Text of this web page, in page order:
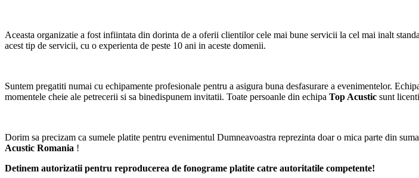
Aceasta organizatie a fost infiintata din dorinta de a oferii clientilor cele mai bune servicii la cel mai inalt
acest tip de servicii, cu o experienta de peste 10 ani in aceste domenii.
Suntem pregatiti numai cu echipamente profesionale pentru a asigura buna desfasurare a evenimentelor.
momentele cheie ale petrecerii si sa binedispunem invitatii. Toate persoanle din echipa Top Acustic sunt
Dorim sa precizam ca sumele platite pentru evenimentul Dumneavoastra reprezinta doar o mica parte din
Acustic Romania !
Detinem autorizatii pentru reproducerea de fonograme platite catre autoritatile competente!